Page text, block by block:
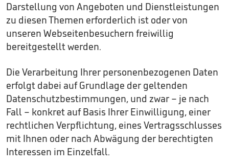
Darstellung von Angeboten und Dienstleistungen
zu diesen Themen erforderlich ist oder von
unseren Webseitenbesuchern freiwillig
bereitgestellt werden.
Die Verarbeitung Ihrer personenbezogenen Daten
erfolgt dabei auf Grundlage der geltenden
Datenschutzbestimmungen, und zwar – je nach
Fall – konkret auf Basis Ihrer Einwilligung, einer
rechtlichen Verpflichtung, eines Vertragsschlusses
mit Ihnen oder nach Abwägung der berechtigten
Interessen im Einzelfall.